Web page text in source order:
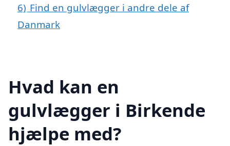
6) Find en gulvlægger i andre dele af
Danmark
Hvad kan en
gulvlægger i Birkende
hjælpe med?